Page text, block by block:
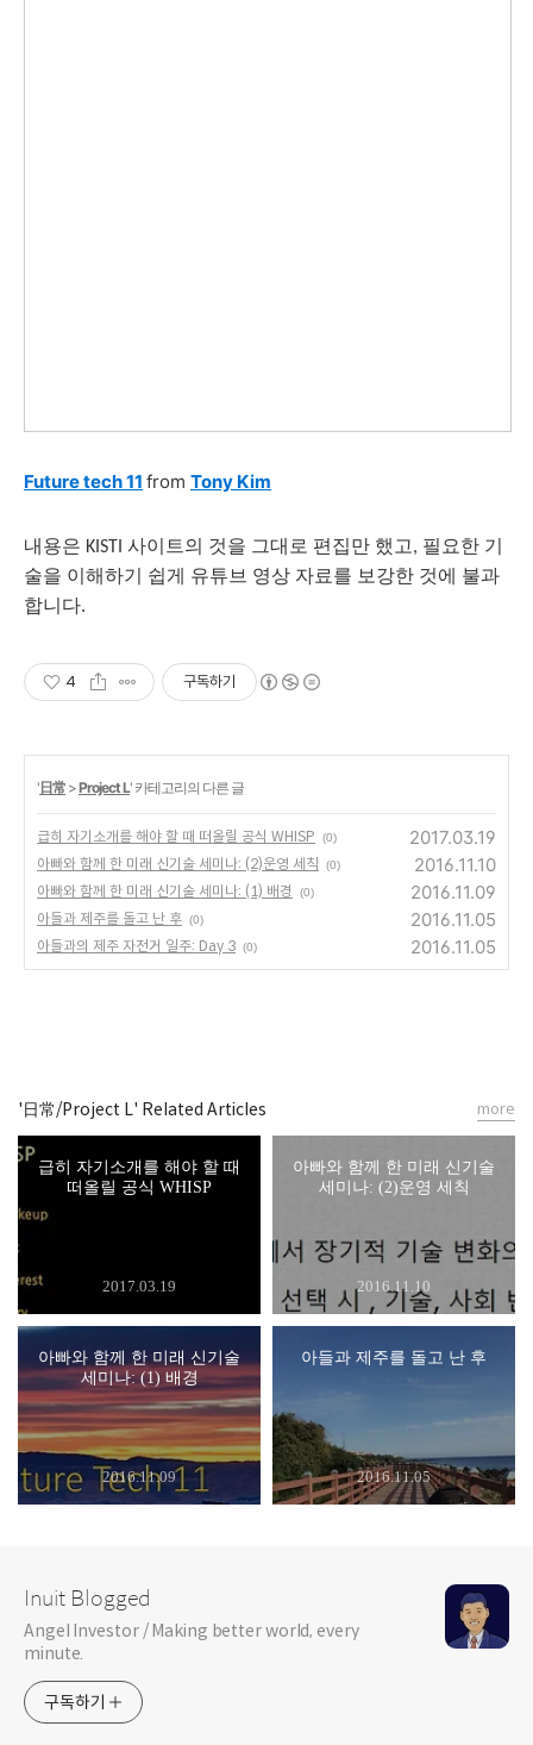
Future tech 11 from Tony Kim
내용은 KISTI 사이트의 것을 그대로 편집만 했고, 필요한 기
술을 이해하기 쉽게 유튜브 영상 자료를 보강한 것에 불과
합니다.
4 구독하기
'日常 >Project L' 카테고리의 다른 글
급히 자기소개를 해야 할 때 떠올릴 공식 WHISP (0) 2017.03.19
아빠와 함께 한 미래 신기술 세미나: (2)운영 세칙 (0) 2016.11.10
아빠와 함께 한 미래 신기술 세미나: (1) 배경 (0) 2016.11.09
아들과 제주를 돌고 난 후 (0) 2016.11.05
아들과의 제주 자전거 일주: Day 3 (0) 2016.11.05
'日常/Project L' Related Articles
급히 자기소개를 해야 할 때
떠올릴 공식 WHISP
2017.03.19
아빠와 함께 한 미래 신기술
세미나: (2)운영 세칙
2016.11.10
아빠와 함께 한 미래 신기술
세미나: (1) 배경
2016.11.09
아들과 제주를 돌고 난 후
2016.11.05
more
Inuit Blogged
Angel Investor / Making better world, every
minute.
구독하기